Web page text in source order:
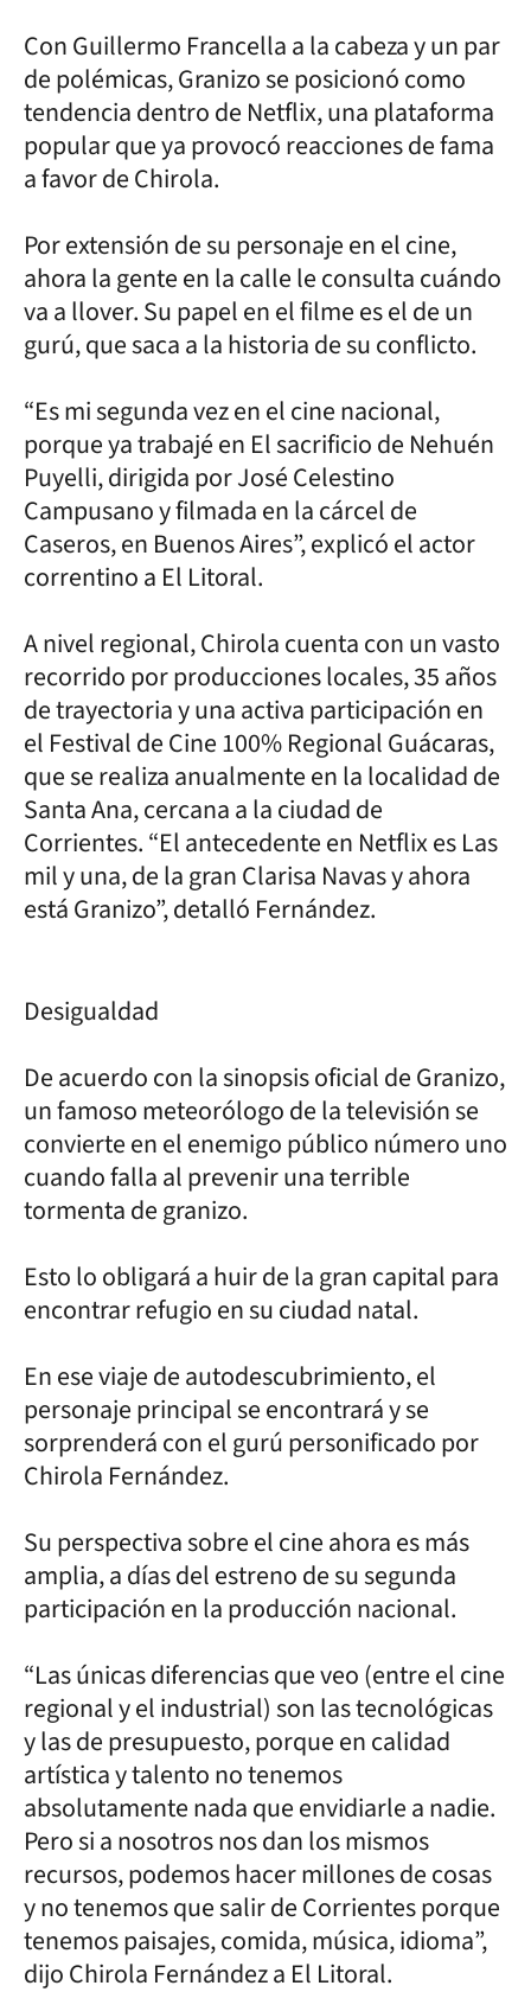
Con Guillermo Francella a la cabeza y un par
de polémicas, Granizo se posicionó como
tendencia dentro de Netflix, una plataforma
popular que ya provocó reacciones de fama
a favor de Chirola.
Por extensión de su personaje en el cine,
ahora la gente en la calle le consulta cuándo
va a llover. Su papel en el filme es el de un
gurú, que saca a la historia de su conflicto.
“Es mi segunda vez en el cine nacional,
porque ya trabajé en El sacrificio de Nehuén
Puyelli, dirigida por José Celestino
Campusano y filmada en la cárcel de
Caseros, en Buenos Aires”, explicó el actor
correntino a El Litoral.
A nivel regional, Chirola cuenta con un vasto
recorrido por producciones locales, 35 años
de trayectoria y una activa participación en
el Festival de Cine 100% Regional Guácaras,
que se realiza anualmente en la localidad de
Santa Ana, cercana a la ciudad de
Corrientes. “El antecedente en Netflix es Las
mil y una, de la gran Clarisa Navas y ahora
está Granizo”, detalló Fernández.
Desigualdad
De acuerdo con la sinopsis oficial de Granizo,
un famoso meteorólogo de la televisión se
convierte en el enemigo público número uno
cuando falla al prevenir una terrible
tormenta de granizo.
Esto lo obligará a huir de la gran capital para
encontrar refugio en su ciudad natal.
En ese viaje de autodescubrimiento, el
personaje principal se encontrará y se
sorprenderá con el gurú personificado por
Chirola Fernández.
Su perspectiva sobre el cine ahora es más
amplia, a días del estreno de su segunda
participación en la producción nacional.
“Las únicas diferencias que veo (entre el cine
regional y el industrial) son las tecnológicas
y las de presupuesto, porque en calidad
artística y talento no tenemos
absolutamente nada que envidiarle a nadie.
Pero si a nosotros nos dan los mismos
recursos, podemos hacer millones de cosas
y no tenemos que salir de Corrientes porque
tenemos paisajes, comida, música, idioma”,
dijo Chirola Fernández a El Litoral.